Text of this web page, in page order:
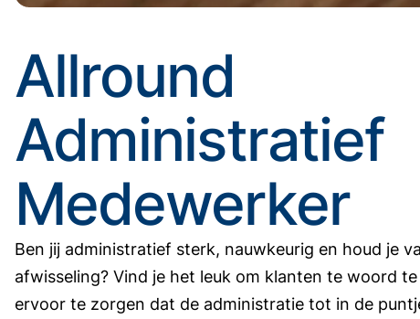
Allround
Administratief
Medewerker
Ben jij administratief sterk, nauwkeurig en houd je
afwisseling? Vind je het leuk om klanten te woord
ervoor te zorgen dat de administratie tot in de